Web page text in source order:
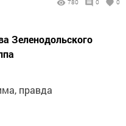
780 0 0
Зеленодольского
правда